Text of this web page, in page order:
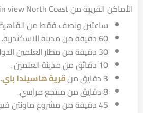
الأماكن القريبة من Plage Mountain view North Coast:
ساعتين ونصف فقط من
60 دقيقة من مدينة الاسكندرية.
30 دقيقة من مطار العلمين الدولي.
10 دقائق من مدينة العلمين .
3 دقايق من
قرية هاسيندا باي.
8 دقايق من منتجع مراسي.
45 دقيقة من مشروع ماونتن فيو في رأس الحكمة.